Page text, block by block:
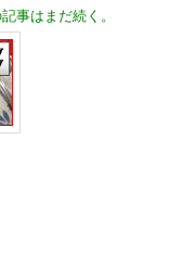
事はまだ続く。